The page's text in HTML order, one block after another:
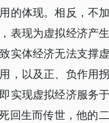
的体现。相反，不
表现为虚拟经济产
实体经济无法支撑
，以及正、负作用
实现虚拟经济服务
回生而传世，他的